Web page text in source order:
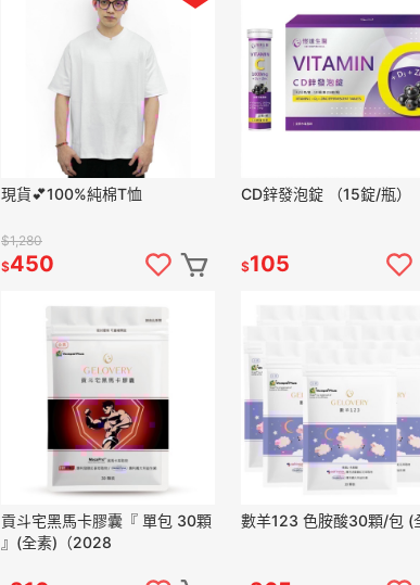
現貨💕100%純棉T恤
$1,280
$450
CD鋅發泡錠 （15錠/瓶）
$105
貢斗宅黑馬卡膠囊『 單包 30顆
』(全素)（2028
數羊123 色胺酸30顆/包 (